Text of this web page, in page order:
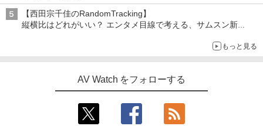
【西田宗千佳のRandomTracking】
縦横比はどれがいい？ エンタメ目線で考える、サムスン新
もっと見る
AV Watch をフォローする